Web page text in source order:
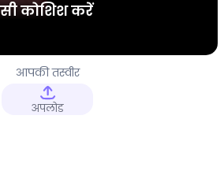
कोशिश करें
आपकी तस्वीर
अपलोड